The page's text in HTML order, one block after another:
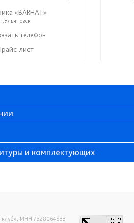
«BARHAT»
г.Ульяновск
219-29-77
телефон
лист
и комплектующих
ИНН 7328064833